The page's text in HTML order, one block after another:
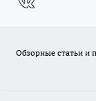
Обзорные статьи и